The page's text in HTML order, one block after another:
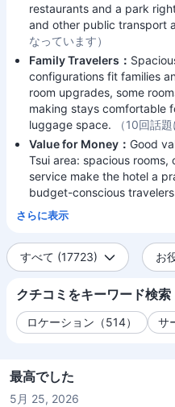
restaurants and a park
and other public transport
なっています）
Family Travelers：
configurations fit families
room upgrades, some
making stays comfortable
luggage space.
（10回話
Value for Money： Good
Tsui area: spacious
service make the hotel a
budget-conscious
さらに表示
すべて (17723) お
クチコミをキーワード検索
ロケーション（514） サ
最高でした
5月 25, 2026